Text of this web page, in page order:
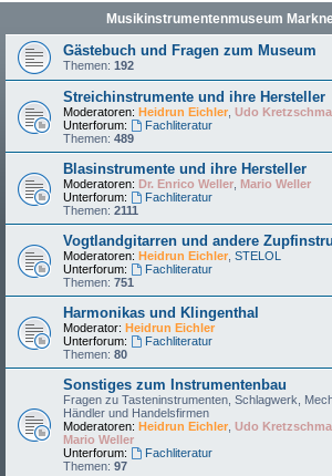
Musikinstrumentenmuseum
Gästebuch und Fragen zum Museum
Themen: 192
Streichinstrumente und ihre Hersteller
Moderatoren: Heidrun Eichler Udo
Unterforum:
Fachliteratur
Themen: 489
Blasinstrumente und ihre Hersteller
Moderatoren: Dr. Enrico Weller Mario Weller
Unterforum:
Fachliteratur
Themen: 2111
Vogtlandgitarren und andere
Moderatoren: Heidrun Eichler STELOL
Unterforum:
Fachliteratur
Themen: 751
Harmonikas und Klingenthal
Moderator: Heidrun Eichler
Unterforum:
Fachliteratur
Themen: 80
Sonstiges zum Instrumentenbau
Fragen zu Tasteninstrumenten, Schlagwerk,
Händler und Handelsfirmen
Moderatoren: Heidrun Eichler Udo
Mario Weller
Unterforum:
Fachliteratur
Themen: 97